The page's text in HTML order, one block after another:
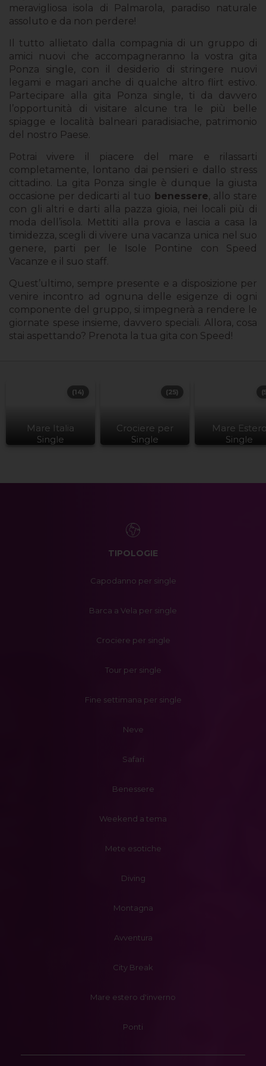
meravigliosa isola di Palmarola, paradiso naturale
assoluto e da non perdere!
Il tutto allietato dalla compagnia di un gruppo di
amici nuovi che accompagneranno la vostra gita
Ponza single, con il desiderio di stringere nuovi
legami e magari anche di qualche altro flirt estivo.
Partecipare alla gita Ponza single, ti da davvero
l’opportunità di visitare alcune tra le più belle
spiagge e località balneari paradisiache, patrimonio
del nostro Paese.
Potrai vivere il piacere del mare e rilassarti
completamente, lontano dai pensieri e dallo stress
cittadino. La gita Ponza single è dunque la giusta
occasione per dedicarti al tuo benessere, allo stare
con gli altri e darti alla pazza gioia, nei locali più di
moda dell’isola. Mettiti alla prova e lascia a casa la
timidezza, scegli di vivere una vacanza unica nel suo
genere, parti per le Isole Pontine con Speed
Vacanze e il suo staff.
Quest’ultimo, sempre presente e a disposizione per
venire incontro ad ognuna delle esigenze di ogni
componente del gruppo, si impegnerà a rendere le
giornate spese insieme, davvero speciali. Allora, cosa
stai aspettando? Prenota la tua gita con Speed!
Mare Italia
Single
(14)
Crociere per
Single
(25)
Mare
Single
TIPOLOGIE
Capodanno per single
Barca a Vela per single
Crociere per single
Tour per single
Fine settimana per single
Neve
Safari
Benessere
Weekend a tema
Mete esotiche
Diving
Montagna
Avventura
City Break
Mare estero d'inverno
Ponti